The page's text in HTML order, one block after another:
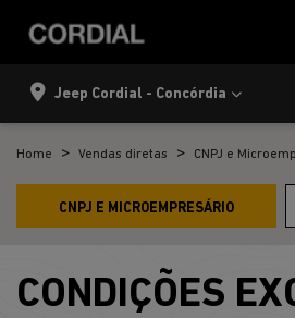
Jeep Cordial - Concórdia
Home Vendas diretas CNPJ e
CNPJ E MICROEMPRESÁRIO
CONDIÇÕES